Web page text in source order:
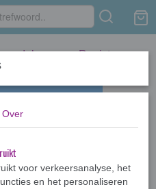
Inloggen Registreren
Over
voor verkeersanalyse, het
en het personaliseren